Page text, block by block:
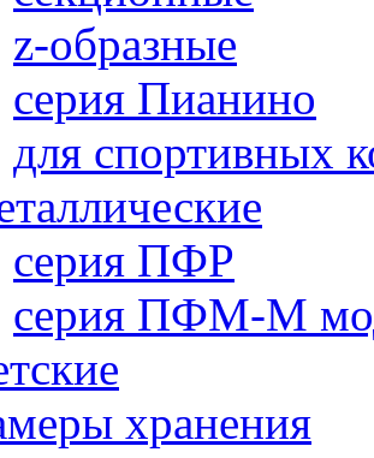
z-образные
серия Пианино
для спортивных
серия ПФР
серия ПФМ-М
хранения